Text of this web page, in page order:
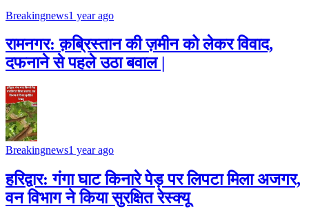
Breakingnews1 year ago
रामनगर: क़ब्रिस्तान की ज़मीन को लेकर विवाद,
दफनाने से पहले उठा बवाल |
Breakingnews1 year ago
हरिद्वार: गंगा घाट किनारे पेड़ पर लिपटा मिला अजगर,
वन विभाग ने किया सुरक्षित रेस्क्यू